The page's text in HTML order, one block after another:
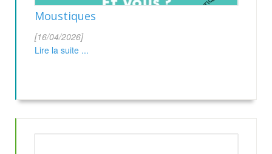
Moustiques
[16/04/2026]
Lire la suite ...